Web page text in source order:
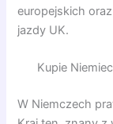
europejskich
jazdy UK.
Kupie
W Niemczech